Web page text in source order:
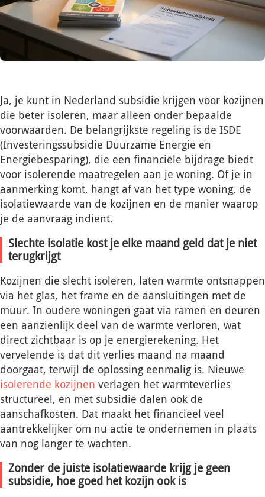
Ja, je kunt in Nederland subsidie krijgen voor kozijnen
die beter isoleren, maar alleen onder bepaalde
voorwaarden. De belangrijkste regeling is de ISDE
(Investeringssubsidie Duurzame Energie en
Energiebesparing), die een financiële bijdrage biedt
voor isolerende maatregelen aan je woning. Of je in
aanmerking komt, hangt af van het type woning, de
isolatiewaarde van de kozijnen en de manier waarop
je de aanvraag indient.
Slechte isolatie kost je elke maand geld dat je niet
terugkrijgt
Kozijnen die slecht isoleren, laten warmte ontsnappen
via het glas, het frame en de aansluitingen met de
muur. In oudere woningen gaat via ramen en deuren
een aanzienlijk deel van de warmte verloren, wat
direct zichtbaar is op je energierekening. Het
vervelende is dat dit verlies maand na maand
doorgaat, terwijl de oplossing eenmalig is. Nieuwe
isolerende kozijnen verlagen het warmteverlies
structureel, en met subsidie dalen ook de
aanschafkosten. Dat maakt het financieel veel
aantrekkelijker om nu actie te ondernemen in plaats
van nog langer te wachten.
Zonder de juiste isolatiewaarde krijg je geen
subsidie, hoe goed het kozijn ook is